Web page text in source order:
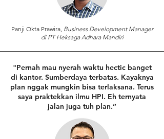
⁠Panji Okta Prawira, Business Development Manager
di PT Heksaga Adhara Mandiri
"Pernah mau nyerah waktu hectic banget
di kantor. Sumberdaya terbatas. Kayaknya
plan nggak mungkin bisa terlaksana. Terus
saya praktekkan ilmu HPI. Eh ternyata
jalan juga tuh plan.”